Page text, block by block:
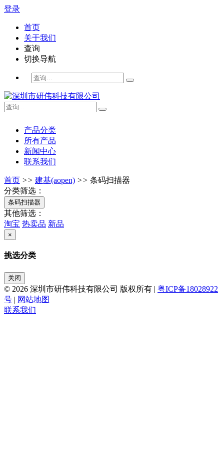
登录
首页
关于我们
查询
切换导航
产品分类
所有产品
新闻中心
联系我们
首页 >> 建基(aopen) >> 条码扫描器
分类筛选：
条码扫描器
其他筛选：
淘宝 热卖品 新品
×
挑选分类
关闭
© 2026 深圳市研伟科技有限公司 版权所有 | 粤ICP备18028922
号 | 网站地图
联系我们